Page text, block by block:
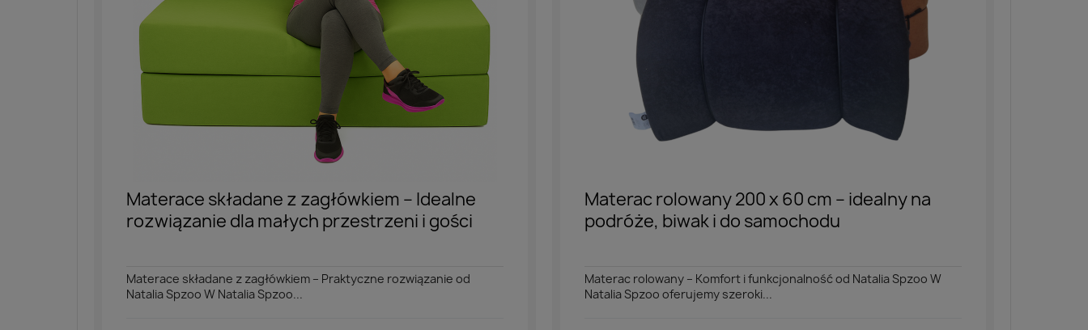
Materace składane z zagłówkiem – Idealne
rozwiązanie dla małych przestrzeni i gości
Materace składane z zagłówkiem – Praktyczne rozwiązanie od
Natalia Spzoo W Natalia Spzoo...
Materac rolowany 200 x 60 cm – idealny na
podróże, biwak i do samochodu
Materac rolowany – Komfort i funkcjonalność od Natalia Spzoo W
Natalia Spzoo oferujemy szeroki...